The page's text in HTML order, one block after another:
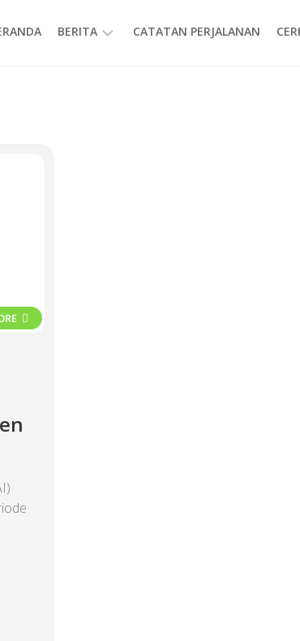
BERITA CATATAN PERJALANAN